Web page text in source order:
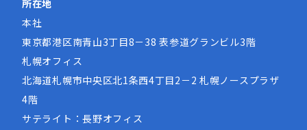
所在地
本社
東京都港区南青山3丁目8－38 表参道グランビル3階
札幌オフィス
北海道札幌市中央区北1条西4丁目2－2 札幌ノースプラザ
4階
サテライト：長野オフィス